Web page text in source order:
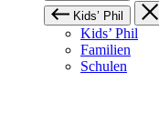
Kids’ Phil
Kids’ Phil
Familien
Schulen